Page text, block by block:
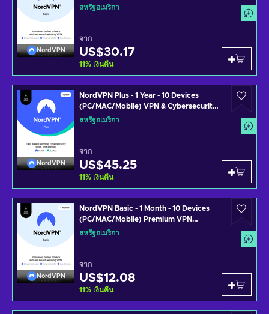
NordVPN
Software Subscription Key UNITED
สหรัฐอเมริกา
จาก
US$30.17
11% เงินคืน
NordVPN
NordVPN Plus - 1 Year - 10 Devices
(PC/MAC/Mobile) VPN & Cybersecurity
Software Subscription Key UNITED
สหรัฐอเมริกา
จาก
US$45.25
11% เงินคืน
NordVPN
NordVPN Basic - 1 Month - 10 Devices
(PC/MAC/Mobile) Premium VPN
Software Subscription Key UNITED
สหรัฐอเมริกา
จาก
US$12.08
11% เงินคืน